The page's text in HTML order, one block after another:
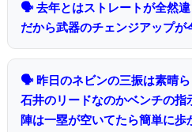
🗣 去年とはストレートが全然
だから武器のチェンジアップが
🗣 昨日のネビンの三振は素晴ら
石井のリードなのかベンチの指
陣は一塁が空いてたら簡単に歩